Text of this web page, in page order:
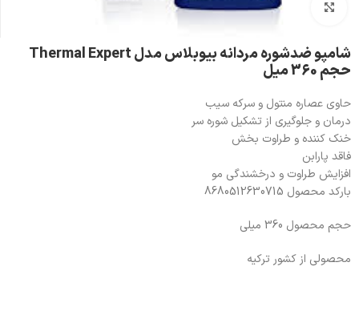
بزرگنمایی تصویر
شامپو ضدشوره مردانه بیوبلاس مدل Thermal Expert
حجم 360 میل
حاوی عصاره منتول و سرکه سیب
درمان و جلوگیری از تشکیل شوره سر
خنک کننده و طراوت بخش
فاقد پارابن
افزایش طراوت و درخشندگی مو
بارکد محصول 8680512630715
حجم محصول 360 میلی
محصولی از کشور ترکیه